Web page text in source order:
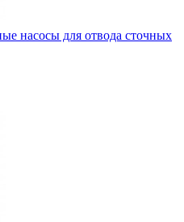
насосы для отвода сточных